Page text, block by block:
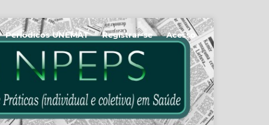
Periódicos UNEMAT Registrar-se Acesso